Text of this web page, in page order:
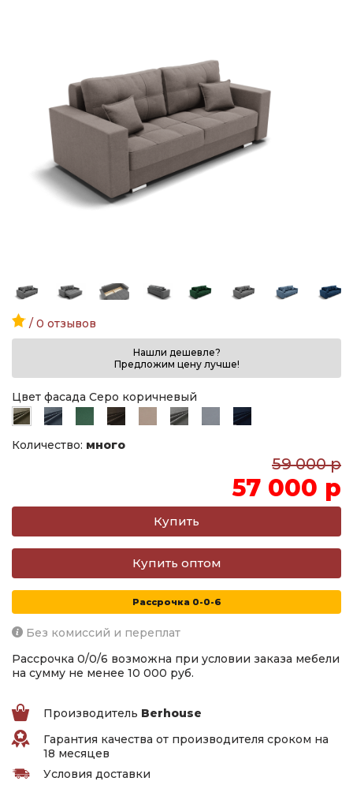
/ 0 отзывов
Нашли дешевле?
Предложим цену лучше!
Цвет фасада Серо коричневый
Количество: много
59 000 р
57 000 р
Купить оптом
Рассрочка 0-0-6
Без комиссий и переплат
Рассрочка 0/0/6 возможна при условии заказа мебели
на сумму не менее 10 000 руб.
Производитель Berhouse
Гарантия качества от производителя сроком на
18 месяцев
Условия доставки